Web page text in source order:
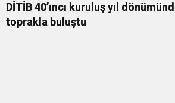
DİTİB 40’ıncı kuruluş yıl
toprakla buluştu